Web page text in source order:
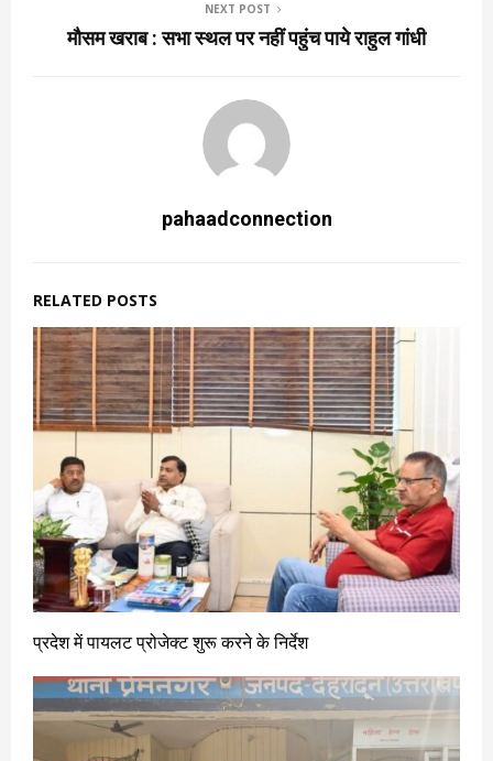
NEXT POST
मौसम खराब : सभा स्थल पर नहीं पहुंच पाये राहुल गांधी
pahaadconnection
RELATED POSTS
प्रदेश में पायलट प्रोजेक्ट शुरू करने के निर्देश